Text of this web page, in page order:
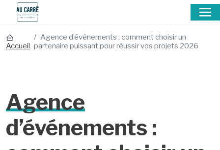
Accueil
Agence d’événements : comment choisir un
partenaire puissant pour réussir vos projets 2026
Agence
d’événements :